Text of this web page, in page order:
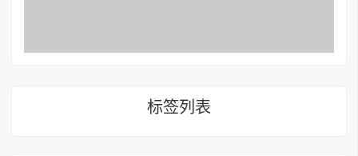
标签列表